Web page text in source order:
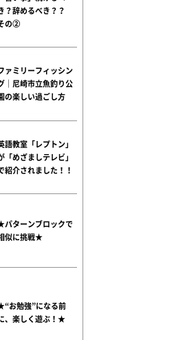
？辞めるべき？？
の②
ァミリーフィッシン
｜尼崎市立魚釣り公
の楽しい過ごし方
語教室「レプトン」
「めざましテレビ」
紹介されました！！
ターンブロックで
似に挑戦★
お勉強”になる前
、楽しく遊ぶ！★